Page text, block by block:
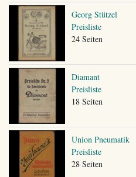
Georg Stützel
Preisliste
24 Seiten
Diamant
Preisliste
18 Seiten
Union Pneumatik
Preisliste
28 Seiten